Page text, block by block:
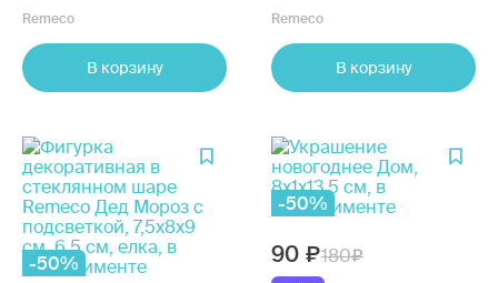
Remeco
В корзину
ассортименте
Remeco
В корзину
-50%
-50%
90
180